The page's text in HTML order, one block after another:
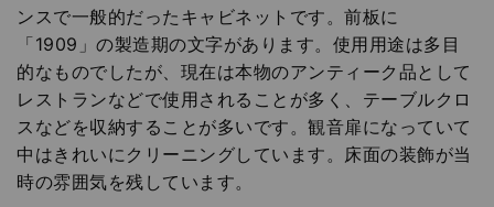
ンスで一般的だったキャビネットです。前板に
「1909」の製造期の文字があります。使用用途は多目
的なものでしたが、現在は本物のアンティーク品として
レストランなどで使用されることが多く、テーブルクロ
スなどを収納することが多いです。観音扉になっていて
中はきれいにクリーニングしています。床面の装飾が当
時の雰囲気を残しています。